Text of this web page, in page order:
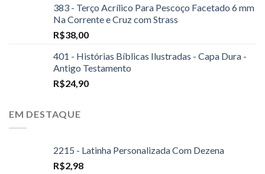
383 - Terço Acrílico Para Pescoço Facetado 6 mm
Na Corrente e Cruz com Strass
R$38,00
401 - Histórias Bíblicas Ilustradas - Capa Dura -
Antigo Testamento
R$24,90
EM DESTAQUE
2215 - Latinha Personalizada Com Dezena
R$2,98